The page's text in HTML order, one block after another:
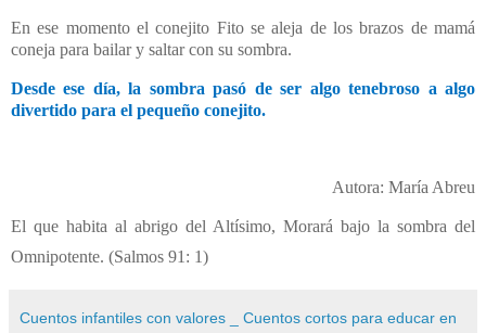
En ese momento el conejito Fito se aleja de los brazos de mamá
coneja para bailar y saltar con su sombra.
Desde ese día, la sombra pasó de ser algo tenebroso a algo
divertido para el pequeño conejito.
Autora: María Abreu
El que habita al abrigo del Altísimo, Morará bajo la sombra del
Omnipotente. (Salmos 91: 1)
Cuentos infantiles con valores _ Cuentos cortos para educar en